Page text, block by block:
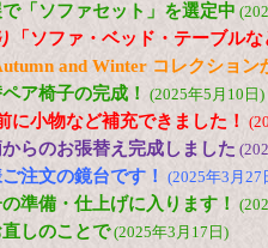
「ソファセット」を選定中
「ソファ・ベッド・テーブルな
and Winter コレクショ
ア椅子の完成！ (2025年5月10日)
に小物など補充できました！
らのお張替え完成しました
注文の鏡台です！ (2025年3月27
準備・仕上げに入ります！
しのことで(2025年3月17日)